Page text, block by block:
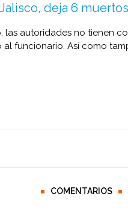
deja 6 muertos
las autoridades no tienen
al funcionario. Así como
COMENTARIOS